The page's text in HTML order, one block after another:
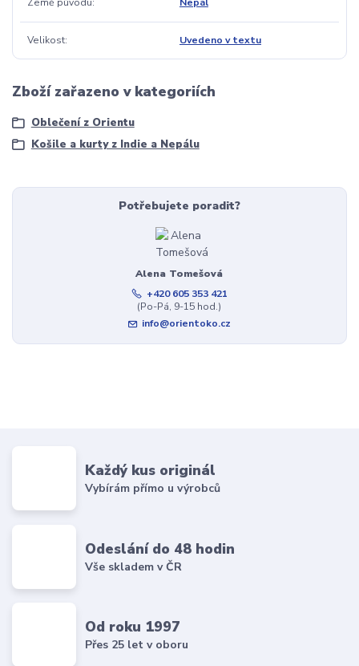
Země původu Nepál
Velikost Uvedeno v textu
Zboží zařazeno v kategoriích
Oblečení z Orientu
Košile a kurty z Indie a Nepálu
Potřebujete poradit?
Alena Tomešová
+420 605 353 421
(Po-Pá, 9-15 hod.)
info@orientoko.cz
Každý kus originál
Vybírám přímo u výrobců
Odeslání do 48 hodin
Vše skladem v ČR
Od roku 1997
Přes 25 let v oboru